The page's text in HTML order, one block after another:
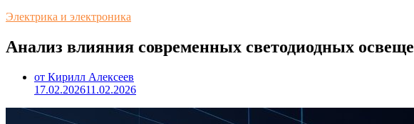
Электрика и электроника
Анализ влияния современных светодиодных
от Кирилл Алексеев
17.02.202611.02.2026